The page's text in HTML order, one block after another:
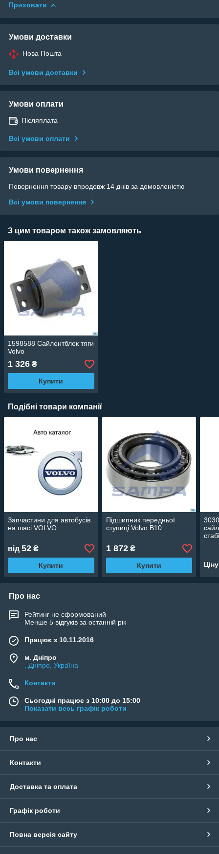
Приховати
Умови доставки
Нова Пошта
Всі умови доставки
Умови оплати
Післяплата
Всі умови оплати
Умови повернення
Повернення товару впродовж 14 днів за домовленістю
Всі умови повернення
З цим товаром також замовляють
1598588 Сайлентблок тяги
Volvo
1 326 ₴
Купити
Подібні товари компанії
Запчастини для автобусів
на шасі VOLVO
від 52 ₴
Купити
Підшипник передньої
ступиці Volvo B10
1 872₴
Купити
Про нас
Рейтинг не сформований
Менше 5 відгуків за останній рік
Працює з 10.11.2016
м. Дніпро
, Дніпро, Україна
Контакти
Сьогодні працює з 10:00 до 15:00
Показати весь графік роботи
Про нас
Контакти
Доставка та оплата
Графік роботи
Повна версія сайту